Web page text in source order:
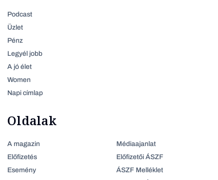
Podcast
Üzlet
Pénz
Legyél jobb
A jó élet
Women
Napi címlap
Oldalak
A magazin
Előfizetés
Esemény
Médiaajanlat
Előfizetői ÁSZF
ÁSZF Melléklet